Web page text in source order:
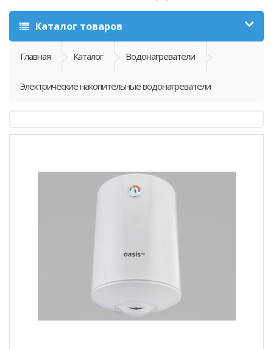
Каталог товаров
Главная Каталог Водонагреватели
Электрические накопительные водонагреватели